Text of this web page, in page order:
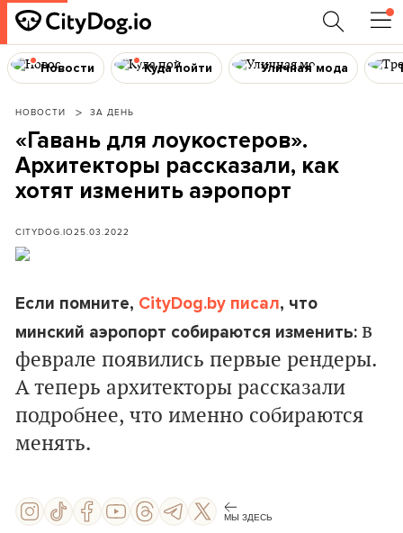
Новости Куда пойти Уличная мода
НОВОСТИ ЗА ДЕНЬ
«Гавань для лоукостеров».
Архитекторы рассказали, как
хотят изменить аэропорт
CITYDOG.IO25.03.2022
Если помните, CityDog.by писал, что
минский аэропорт собираются изменить: в
феврале появились первые рендеры.
А теперь архитекторы рассказали
подробнее, что именно собираются
менять.
МЫ ЗДЕСЬ